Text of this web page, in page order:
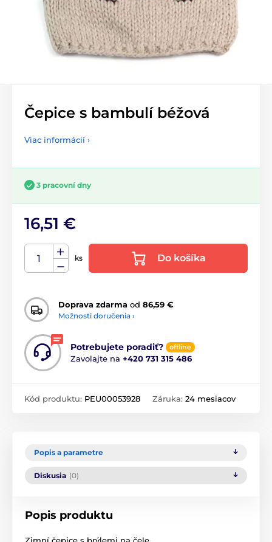
Čepice s bambulí béžová
Viac informácií ›
3 pracovní dny
16,51 €
ks Do košíka
Doprava zdarma od 86,59 €
Možnosti doručenia ›
Potrebujete poradiť? offline
Zavolajte na +420 731 315 486
Kód produktu: PEU00053928 Záruka: 24 mesiacov
Popis a parametre
Diskusia (0)
Popis produktu